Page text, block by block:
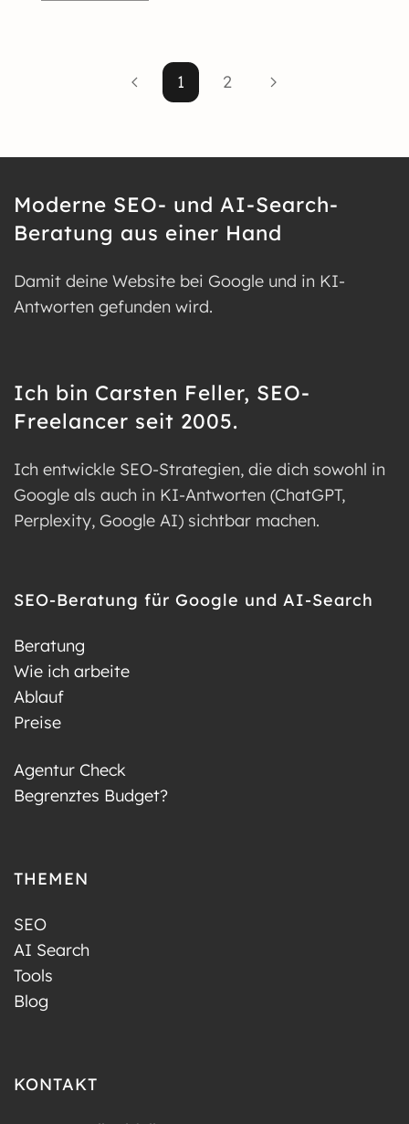
1 2
Moderne SEO- und AI-Search-
Beratung aus einer Hand
Damit deine Website bei Google und in KI-
Antworten gefunden wird.
Ich bin Carsten Feller, SEO-
Freelancer seit 2005.
Ich entwickle SEO-Strategien, die dich sowohl in
Google als auch in KI-Antworten (ChatGPT,
Perplexity, Google AI) sichtbar machen.
SEO-Beratung für Google und AI-Search
Beratung
Wie ich arbeite
Ablauf
Preise
Agentur Check
Begrenztes Budget?
THEMEN
SEO
AI Search
Tools
Blog
KONTAKT